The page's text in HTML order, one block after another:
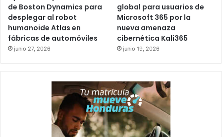
de Boston Dynamics para
desplegar al robot
humanoide Atlas en
fábricas de automóviles
junio 27, 2026
global para usuarios de
Microsoft 365 por la
nueva amenaza
cibernética Kali365
junio 19, 2026